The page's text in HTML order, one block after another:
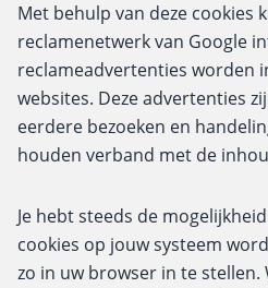
Met behulp van deze cookies
reclamenetwerk van Google
reclameadvertenties worden
websites. Deze advertenties
eerdere bezoeken en
houden verband met de
Je hebt steeds de
cookies op jouw systeem
zo in uw browser in te stellen.